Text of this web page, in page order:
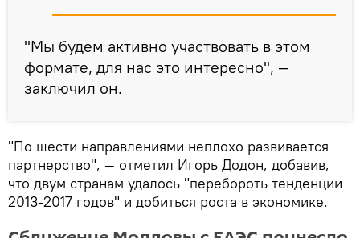
"Мы будем активно участвовать в этом
формате, для нас это интересно", —
заключил он.
"По шести направлениями неплохо развивается
партнерство", — отметил Игорь Додон, добавив,
что двум странам удалось "перебороть тенденции
2013-2017 годов" и добиться роста в экономике.